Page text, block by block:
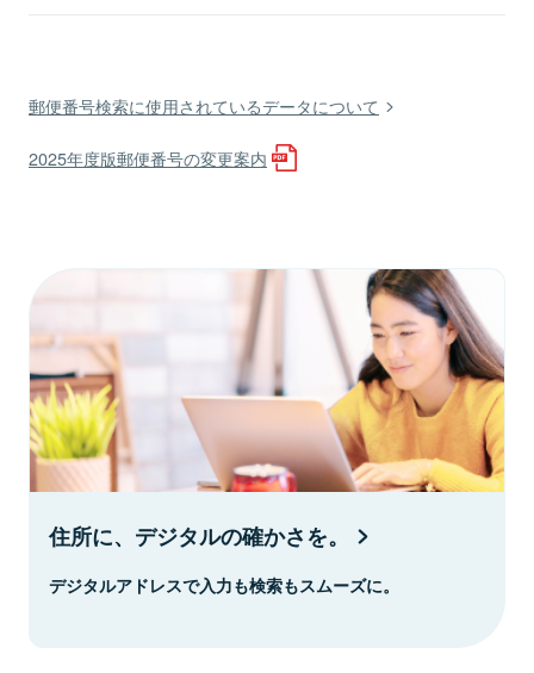
郵便番号検索に使用されているデータについて
2025年度版郵便番号の変更案内
住所に、デジタルの確かさを。
デジタルアドレスで入力も検索もスムーズに。